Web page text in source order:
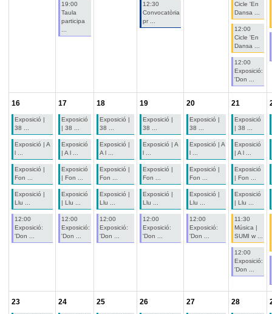
19:00
Taula
participa
12:30
Convocatòria
pr ...
Cicle 'En
Dansa ...
12:00
Cicle 'En
Dansa ...
12:00
Exposició:
'Don ...
16
Exposició |
38 ...
Exposició | A
l ...
Exposició |
Fon ...
Exposició |
Llu ...
12:00
Exposició:
'Don ...
17
Exposició
| 38 ...
Exposició
| A l ...
Exposició
| Fon ...
Exposició
| Llu ...
12:00
Exposició:
'Don ...
18
Exposició |
38 ...
Exposició |
A l ...
Exposició |
Fon ...
Exposició |
Llu ...
12:00
Exposició:
'Don ...
19
Exposició |
38 ...
Exposició | A
l ...
Exposició |
Fon ...
Exposició |
Llu ...
12:00
Exposició:
'Don ...
20
Exposició |
38 ...
Exposició | A
l ...
Exposició |
Fon ...
Exposició |
Llu ...
12:00
Exposició:
'Don ...
21
Exposició
| 38 ...
Exposició
| A l ...
Exposició
| Fon ...
Exposició
| Llu ...
11:30
Música |
SUMI w ...
12:00
Exposició:
'Don ...
23 24 25 26 27 28